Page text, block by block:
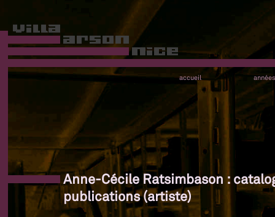
accueil années
Anne-Cécile Ratsimbason :
publications (artiste)